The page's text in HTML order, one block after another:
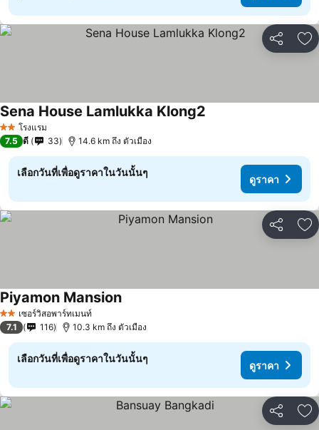
แชร์ เ
2 ดาวโรงแรม
Sena House Lamlukka Klong2
7.5 ดี 33 14.6 km ถึง ตัวเมือง
เลือกวันที่เพื่อดูราคาในวันนั้นๆ
ดูราคา
แชร์ เ
2 ดาวเซอร์วิสอพาร์ทเมนท์
Piyamon Mansionดูราคา
7.1 116 10.3 km ถึง ตัวเมือง
เลือกวันที่เพื่อดูราคาในวันนั้นๆ
ดูราคา
แชร์ เ